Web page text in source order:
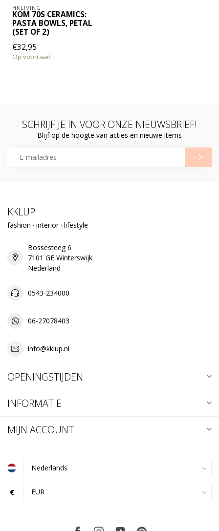
HKLIVING
KOM 70S CERAMICS:
PASTA BOWLS, PETAL
(SET OF 2)
€32,95
Op voorraad
SCHRIJF JE IN VOOR ONZE NIEUWSBRIEF!
Blijf op de hoogte van acties en nieuwe items
KKLUP
fashion · interior · lifestyle
Bossesteeg 6
7101 GE Winterswijk
Nederland
0543-234000
06-27078403
info@kklup.nl
OPENINGSTIJDEN
INFORMATIE
MIJN ACCOUNT
€